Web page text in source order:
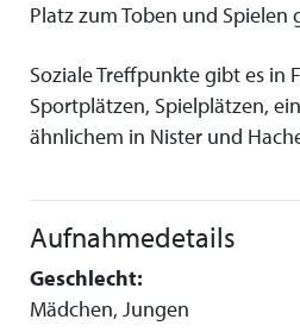
Platz zum Toben und Spielen
Soziale Treffpunkte gibt es in
Sportplätzen, Spielplätzen,
ähnlichem in Nister und
Aufnahmedetails
Geschlecht:
Mädchen, Jungen